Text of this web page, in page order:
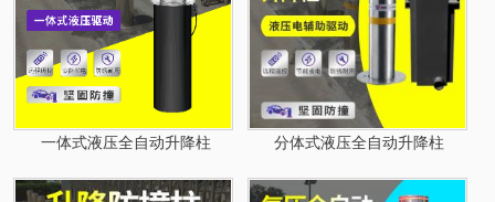
一体式液压全自动升降柱 分体式液压全自动升降柱